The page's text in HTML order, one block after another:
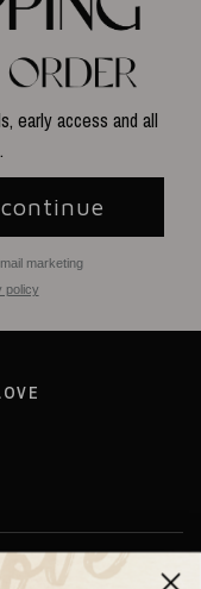
early access and all
continue
marketing
policy